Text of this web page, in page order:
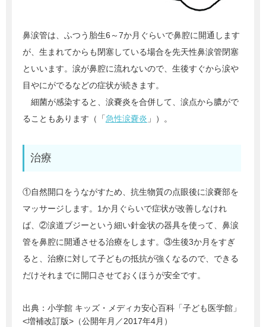
鼻涙管は、ふつう胎生6～7か月ぐらいで鼻腔に開通します
が、生まれてからも閉塞している場合を先天性鼻涙管閉塞
といいます。涙が鼻腔に流れないので、生後すぐから涙や
目やにがでるなどの症状が続きます。
細菌が感染すると、涙嚢炎を合併して、涙点から膿がで
ることもあります（「急性涙嚢炎 」）。
治療
①自然開口をうながすため、抗生物質の点眼後に涙嚢部を
マッサージします。1か月ぐらいで症状が改善しなけれ
ば、②涙道ブジーという細い針金状の器具を使って、鼻涙
管を鼻腔に開通させる治療をします。③生後3か月をすぎ
ると、治療に対して子どもの抵抗が強くなるので、できる
だけそれまでに開口させておくほうが安全です。
出典： 小学館 キッズ・メディカ安心百科「子ども医学館」
<増補改訂版>（公開年月／2017年4月）